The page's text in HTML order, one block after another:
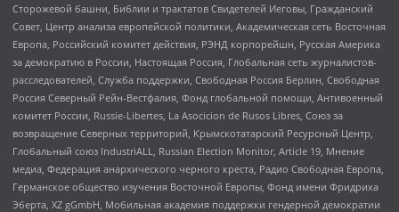
Сторожевой башни, Библии и трактатов Свидетелей Иеговы, Гражданский
Совет, Центр анализа европейской политики, Академическая сеть Восточная
Европа, Российский комитет действия, РЭНД корпорейшн, Русская Америка
за демократию в России, Настоящая Россия, Глобальная сеть журналистов-
расследователей, Служба поддержки, Свободная Россия Берлин, Свободная
Россия Северный Рейн-Вестфалия, Фонд глобальной помощи, Антивоенный
комитет России, Russie-Libertes, La Asocicion de Rusos Libres, Союз за
возвращение Северных территорий, Крымскотатарский Ресурсный Центр,
Глобальный союз IndustriALL, Russian Election Monitor, Article 19, Мнение
медиа, Федерация анархического черного креста, Радио Свободная Европа,
Германское общество изучения Восточной Европы, Фонд имени Фридриха
Эберта, XZ gGmbH, Мобильная академия поддержки гендерной демократии